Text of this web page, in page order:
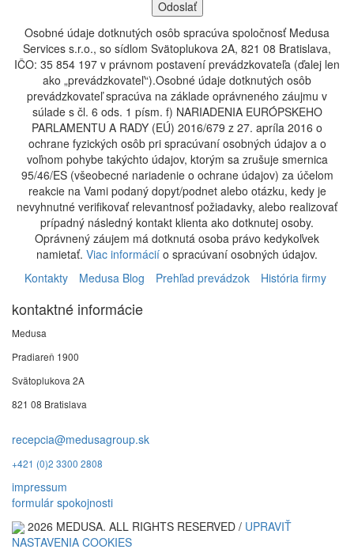
Osobné údaje dotknutých osôb spracúva spoločnosť Medusa
Services s.r.o., so sídlom Svätoplukova 2A, 821 08 Bratislava,
IČO: 35 854 197 v právnom postavení prevádzkovateľa (ďalej len
ako „prevádzkovateľ“).Osobné údaje dotknutých osôb
prevádzkovateľ spracúva na základe oprávneného záujmu v
súlade s čl. 6 ods. 1 písm. f) NARIADENIA EURÓPSKEHO
PARLAMENTU A RADY (EÚ) 2016/679 z 27. apríla 2016 o
ochrane fyzických osôb pri spracúvaní osobných údajov a o
voľnom pohybe takýchto údajov, ktorým sa zrušuje smernica
95/46/ES (všeobecné nariadenie o ochrane údajov) za účelom
reakcie na Vami podaný dopyt/podnet alebo otázku, kedy je
nevyhnutné verifikovať relevantnosť požiadavky, alebo realizovať
prípadný následný kontakt klienta ako dotknutej osoby.
Oprávnený záujem má dotknutá osoba právo kedykoľvek
namietať. Viac informácií o spracúvaní osobných údajov.
Kontakty
Medusa Blog Prehľad prevádzok História firmy
kontaktné informácie
Medusa
Pradiareň 1900
Svätoplukova 2A
821 08 Bratislava
recepcia@medusagroup.sk
+421 (0)2 3300 2808
impressum
formulár spokojnosti
2026 MEDUSA. ALL RIGHTS RESERVED / UPRAVIŤ
NASTAVENIA COOKIES